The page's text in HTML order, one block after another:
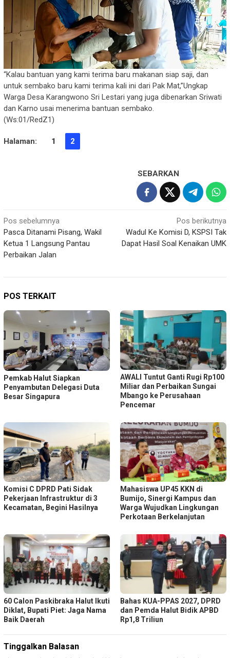
“Kalau bantuan yang kami terima baru makanan siap saji, dan
untuk sembako baru kami terima kali ini dari Pak Mat,”Ungkap
Warga Desa Karangwono Sri Lestari yang juga dibenarkan Sriwati
dan Karno usai menerima bantuan sembako.
(Ws:01/RedZ1)
Halaman: 1 2
SEBARKAN
Navigasi
pos
Pos sebelumnya
Pasca Ditanami Pisang, Wakil
Ketua 1 Langsung Pantau
Perbaikan Jalan
Pos berikutnya
Wadul Ke Komisi D, KSPSI Tak
Dapat Hasil Soal Kenaikan UMK
POS TERKAIT
Pemkab Halut Siapkan
Penyambutan Delegasi Duta
Besar Singapura
AWALI Tuntut Ganti Rugi Rp100
Miliar dan Perbaikan Sungai
Mbango ke Perusahaan
Pencemar
Komisi C DPRD Pati Sidak
Pekerjaan Infrastruktur di 3
Kecamatan, Begini Hasilnya
Mahasiswa UP45 KKN di
Bumijo, Sinergi Kampus dan
Warga Wujudkan Lingkungan
Perkotaan Berkelanjutan
60 Calon Paskibraka Halut Ikuti
Diklat, Bupati Piet: Jaga Nama
Baik Daerah
Bahas KUA-PPAS 2027, DPRD
dan Pemda Halut Bidik APBD
Rp1,8 Triliun
Tinggalkan Balasan